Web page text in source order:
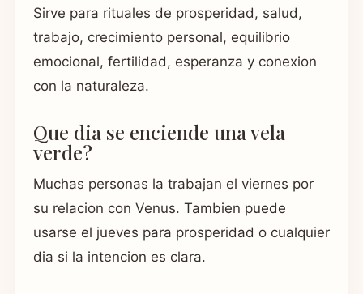
Sirve para rituales de prosperidad, salud,
trabajo, crecimiento personal, equilibrio
emocional, fertilidad, esperanza y conexion
con la naturaleza.
Que dia se enciende una vela
verde?
Muchas personas la trabajan el viernes por
su relacion con Venus. Tambien puede
usarse el jueves para prosperidad o cualquier
dia si la intencion es clara.